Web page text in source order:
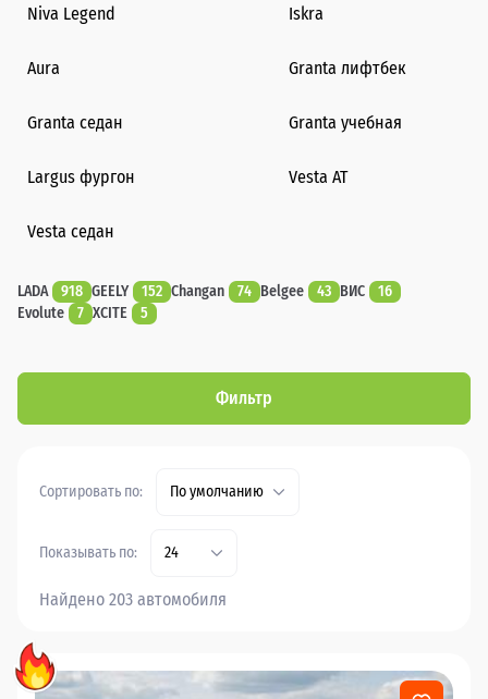
Niva Legend Iskra
Aura Granta лифтбек
Granta седан Granta учебная
Largus фургон Vesta AT
Vesta седан
LADA 918 GEELY 152 Changan 74 Belgee 43 ВИС
16
Evolute
7 XCITE 5
Фильтр
Сортировать по: По умолчанию
Показывать по: 24
Найдено 203 автомобиля